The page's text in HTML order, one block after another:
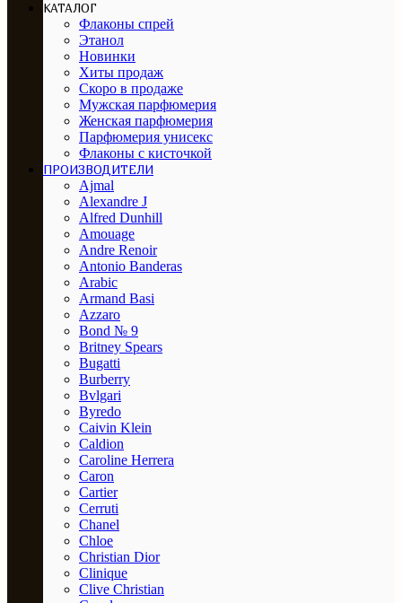
КАТАЛОГ
Флаконы спрей
Этанол
Новинки
Хиты продаж
Скоро в продаже
Мужская парфюмерия
Женская парфюмерия
Парфюмерия унисекс
Флаконы с кисточкой
ПРОИЗВОДИТЕЛИ
Ajmal
Alexandre J
Alfred Dunhill
Amouage
Andre Renoir
Antonio Banderas
Arabic
Armand Basi
Azzaro
Bond № 9
Britney Spears
Bugatti
Burberry
Bvlgari
Byredo
Caivin Klein
Caldion
Caroline Herrera
Caron
Cartier
Cerruti
Chanel
Chloe
Christian Dior
Clinique
Clive Christian